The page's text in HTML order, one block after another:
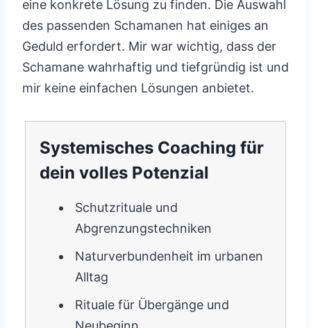
eine konkrete Lösung zu finden. Die Auswahl
des passenden Schamanen hat einiges an
Geduld erfordert. Mir war wichtig, dass der
Schamane wahrhaftig und tiefgründig ist und
mir keine einfachen Lösungen anbietet.
Systemisches Coaching für
dein volles Potenzial
Schutzrituale und
Abgrenzungstechniken
Naturverbundenheit im urbanen
Alltag
Rituale für Übergänge und